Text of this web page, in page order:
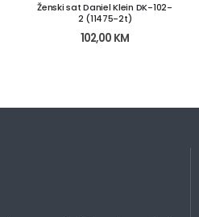
Ženski sat Daniel Klein DK-102-
2 (11475-2t)
102,00 KM